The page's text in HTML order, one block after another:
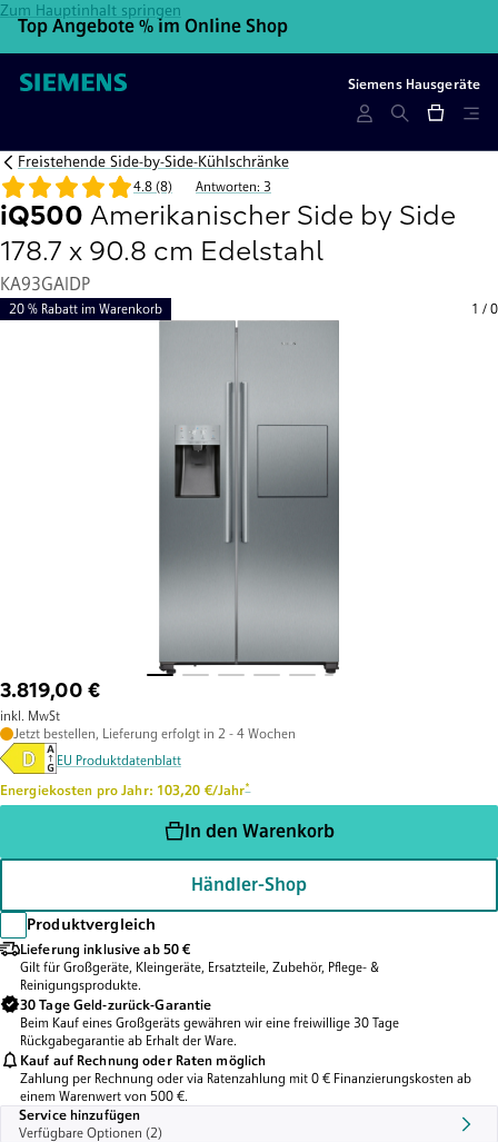
Zum Hauptinhalt springen
Top Angebote % im Online Shop
Siemens Hausgeräte
Freistehende Side-by-Side-Kühlschränke
iQ500 Amerikanischer Side by Side
178.7 x 90.8 cm Edelstahl
KA93GAIDP
4.8 (8) Antworten: 3
20 % Rabatt im Warenkorb 1 / 0
3.819,00 €
inkl. MwSt
Jetzt bestellen, Lieferung erfolgt in 2 - 4 Wochen
EU Produktdatenblatt
Energiekosten pro Jahr: 103,20 €/JahrFußnote *: Schätzung basierend auf
*
In den Warenkorb
Händler-Shop
Produktvergleich
Lieferung inklusive ab 50 €
Gilt für Großgeräte, Kleingeräte, Ersatzteile, Zubehör, Pflege- &
Reinigungsprodukte.
30 Tage Geld-zurück-Garantie
Beim Kauf eines Großgeräts gewähren wir eine freiwillige 30 Tage
Rückgabegarantie ab Erhalt der Ware.
Kauf auf Rechnung oder Raten möglich
Zahlung per Rechnung oder via Ratenzahlung mit 0 € Finanzierungskosten ab
einem Warenwert von 500 €.
Service hinzufügen
Verfügbare Optionen (2)